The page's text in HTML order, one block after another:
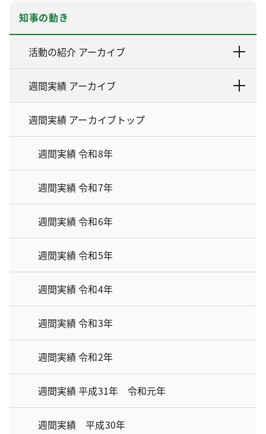
知事の動き
活動の紹介 アーカイブ
週間実績 アーカイブ
週間実績 アーカイブトップ
週間実績 令和8年
週間実績 令和7年
週間実績 令和6年
週間実績 令和5年
週間実績 令和4年
週間実績 令和3年
週間実績 令和2年
週間実績 平成31年 令和元年
週間実績 平成30年